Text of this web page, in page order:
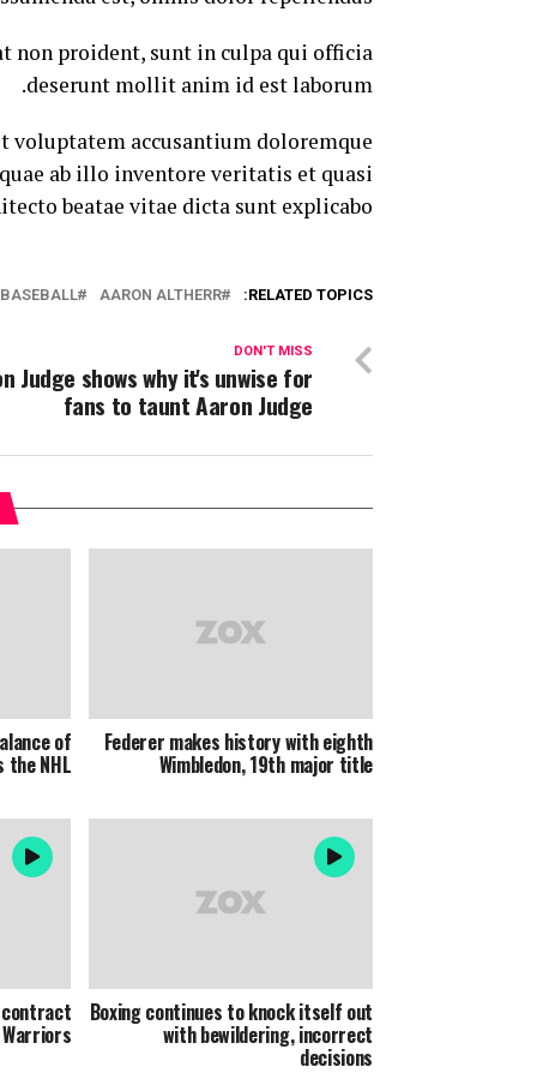
non proident, sunt in culpa qui officia
deserunt mollit anim id est laborum.
voluptatem accusantium doloremque
ab illo inventore veritatis et quasi
beatae vitae dicta sunt explicabo.
RELATED TOPICS:
AARON ALTHERR
BASEBALL
DON'T MISS
Judge shows why it's unwise for
fans to taunt Aaron Judge
Federer makes history with eighth
Wimbledon, 19th major title
of
the NHL
Boxing continues to knock itself out
with bewildering, incorrect
decisions